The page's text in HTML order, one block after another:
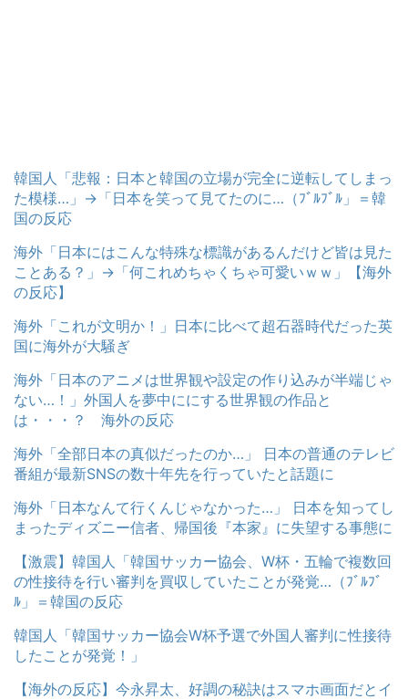
韓国人「悲報：日本と韓国の立場が完全に逆転してしまっ
た模様…」→「日本を笑って見てたのに…（ﾌﾞﾙﾌﾞﾙ」＝韓
国の反応
海外「日本にはこんな特殊な標識があるんだけど皆は見た
ことある？」→「何これめちゃくちゃ可愛いｗｗ」【海外
の反応】
海外「これが文明か！」日本に比べて超石器時代だった英
国に海外が大騒ぎ
海外「日本のアニメは世界観や設定の作り込みが半端じゃ
ない…！」外国人を夢中ににする世界観の作品と
は・・・？ 海外の反応
海外「全部日本の真似だったのか…」 日本の普通のテレビ
番組が最新SNSの数十年先を行っていたと話題に
海外「日本なんて行くんじゃなかった…」 日本を知ってし
まったディズニー信者、帰国後『本家』に失望する事態に
【激震】韓国人「韓国サッカー協会、W杯・五輪で複数回
の性接待を行い審判を買収していたことが発覚…（ﾌﾞﾙﾌﾞ
ﾙ」＝韓国の反応
韓国人「韓国サッカー協会W杯予選で外国人審判に性接待
したことが発覚！」
【海外の反応】今永昇太、好調の秘訣はスマホ画面だとイ